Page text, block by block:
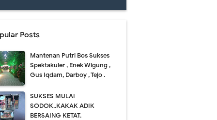
mlepuh..puh..
Posts
Mantenan Putri Bos Sukses
Spektakuler , Enek Wigung ,
Gus Iqdam, Darboy , Tejo .
SUKSES MULAI
SODOK..KAKAK ADIK
BERSAING KETAT.